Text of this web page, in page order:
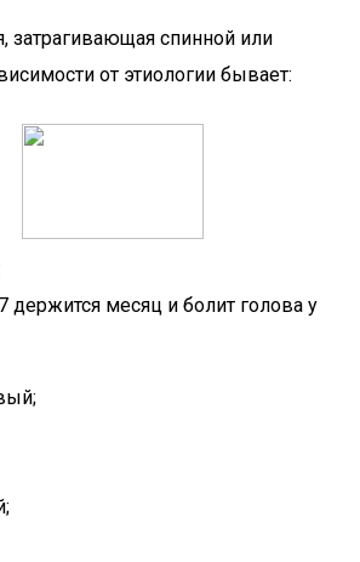
затрагивающая спинной или
от этиологии бывает:
держится месяц и болит голова у